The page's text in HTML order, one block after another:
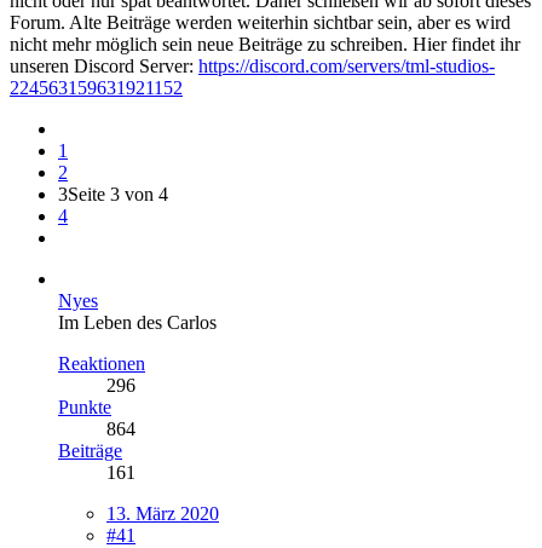
Forum. Alte Beiträge werden weiterhin sichtbar sein, aber es wird
nicht mehr möglich sein neue Beiträge zu schreiben. Hier findet ihr
unseren Discord Server: https://discord.com/servers/tml-studios-
224563159631921152
1
2
3Seite 3 von 4
4
Nyes
Im Leben des Carlos
Reaktionen
296
Punkte
864
Beiträge
161
13. März 2020
#41